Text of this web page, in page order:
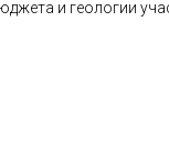
и геологии